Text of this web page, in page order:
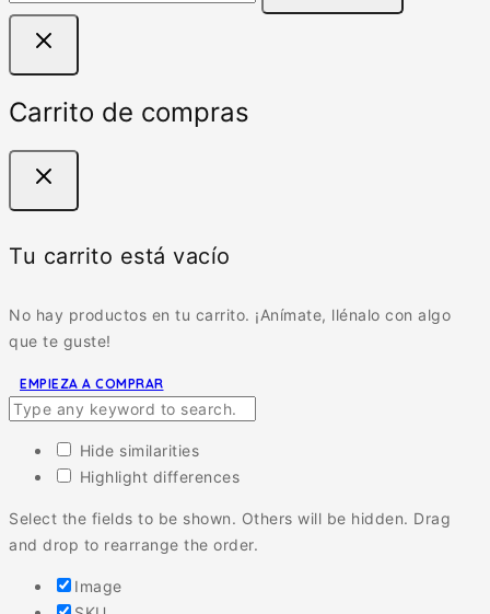
Carrito de compras
Tu carrito está vacío
No hay productos en tu carrito. ¡Anímate, llénalo con algo
que te guste!
EMPIEZA A COMPRAR
Hide similarities
Highlight differences
Select the fields to be shown. Others will be hidden. Drag
and drop to rearrange the order.
Image